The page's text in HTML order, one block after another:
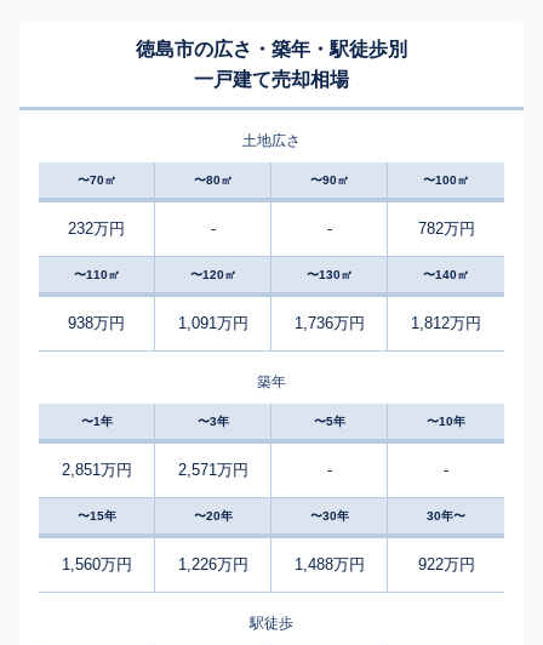
徳島市の広さ・築年・駅徒歩別
一戸建て売却相場
土地広さ
〜70㎡ 〜80㎡ 〜90㎡ 〜100㎡
232万円 - - 782万円
〜110㎡ 〜120㎡ 〜130㎡ 〜140㎡
938万円 1,091万円 1,736万円 1,812万円
築年
〜1年 〜3年 〜5年 〜10年
2,851万円 2,571万円 - -
〜15年 〜20年 〜30年 30年〜
1,560万円 1,226万円 1,488万円 922万円
駅徒歩